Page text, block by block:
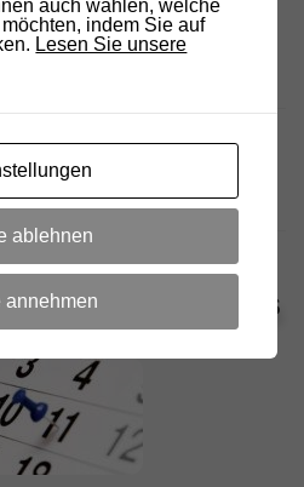
Medien – Meraner
/ TERMINE DES
auch wählen, welche
indem Sie auf
Lesen Sie unsere
ablehnen
annehmen